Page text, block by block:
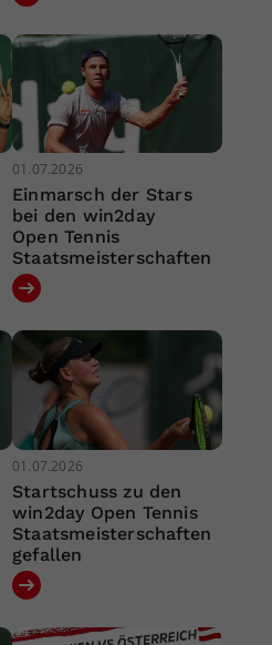
01.07.2026
Einmarsch der Stars
bei den win2day
Open Tennis
Staatsmeisterschaften
01.07.2026
Startschuss zu den
win2day Open Tennis
Staatsmeisterschaften
gefallen